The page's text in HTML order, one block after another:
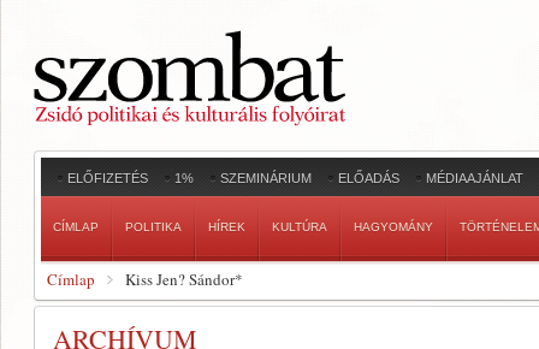
ELŐFIZETÉS 1% SZEMINÁRIUM ELŐADÁS MÉDIAAJÁNLAT
CÍMLAP POLITIKA HÍREK KULTÚRA HAGYOMÁNY
Címlap Kiss Jen? Sándor*
ARCHÍVUM